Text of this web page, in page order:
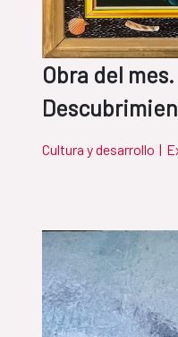
Obra del
Cultura y desarrollo |